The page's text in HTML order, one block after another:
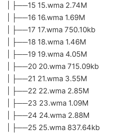
| ├──15 15.wma 2.74M
| ├──16 16.wma 1.69M
| ├──17 17.wma 750.10kb
| ├──18 18.wma 1.46M
| ├──19 19.wma 4.05M
| ├──20 20.wma 715.09kb
| ├──21 21.wma 3.55M
| ├──22 22.wma 2.85M
| ├──23 23.wma 1.09M
| ├──24 24.wma 2.88M
| ├──25 25.wma 837.64kb